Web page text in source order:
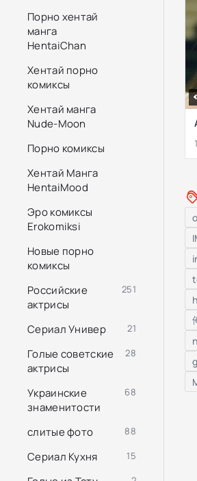
Порно хентай
манга
HentaiChan
Хентай порно
комиксы
Хентай манга
Nude-Moon
Порно комиксы
Хентай Манга
HentaiMood
Эро комиксы
Erokomiksi
Новые порно
комиксы
Российские
актрисы
251
Сериал Универ 21
Голые советские
актрисы
28
Украинские
знаменитости
68
слитые фото 88
Сериал Кухня 15